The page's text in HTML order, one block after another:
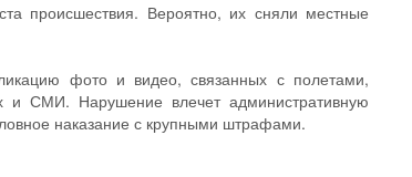
происшествия. Вероятно, их сняли местные
фото и видео, связанных с полетами,
и СМИ. Нарушение влечет административную
наказание с крупными штрафами.